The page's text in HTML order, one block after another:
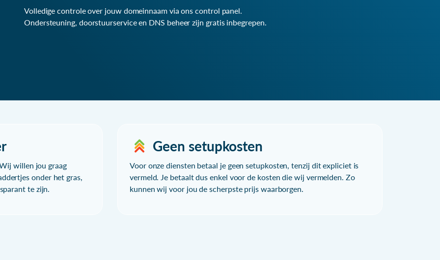
Volledige controle over jouw domeinnaam via ons control panel.
Ondersteuning, doorstuurservice en DNS beheer zijn gratis inbegrepen.
willen jou graag
onder het gras,
te zijn.
Geen setupkosten
Voor onze diensten betaal je geen setupkosten, tenzij dit expliciet is
vermeld. Je betaalt dus enkel voor de kosten die wij vermelden. Zo
kunnen wij voor jou de scherpste prijs waarborgen.